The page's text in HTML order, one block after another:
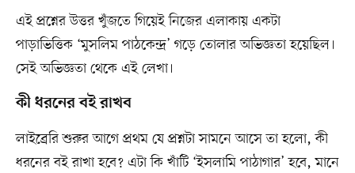
এই প্রশ্নের উত্তর খুঁজতে গিয়েই নিজের এলাকায় একটা
পাড়াভিত্তিক ‘মুসলিম পাঠকেন্দ্র’ গড়ে তোলার অভিজ্ঞতা হয়েছিল।
সেই অভিজ্ঞতা থেকে এই লেখা।
কী ধরনের বই রাখব
লাইব্রেরি শুরুর আগে প্রথম যে প্রশ্নটা সামনে আসে তা হলো, কী
ধরনের বই রাখা হবে? এটা কি খাঁটি ‘ইসলামি পাঠাগার’ হবে, মানে